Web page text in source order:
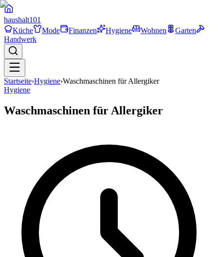
haushalt101
Küche
Mode Finanzen Hygiene Wohnen
Garten
Handwerk
Startseite›Hygiene›Waschmaschinen für Allergiker
Hygiene
Waschmaschinen für Allergiker